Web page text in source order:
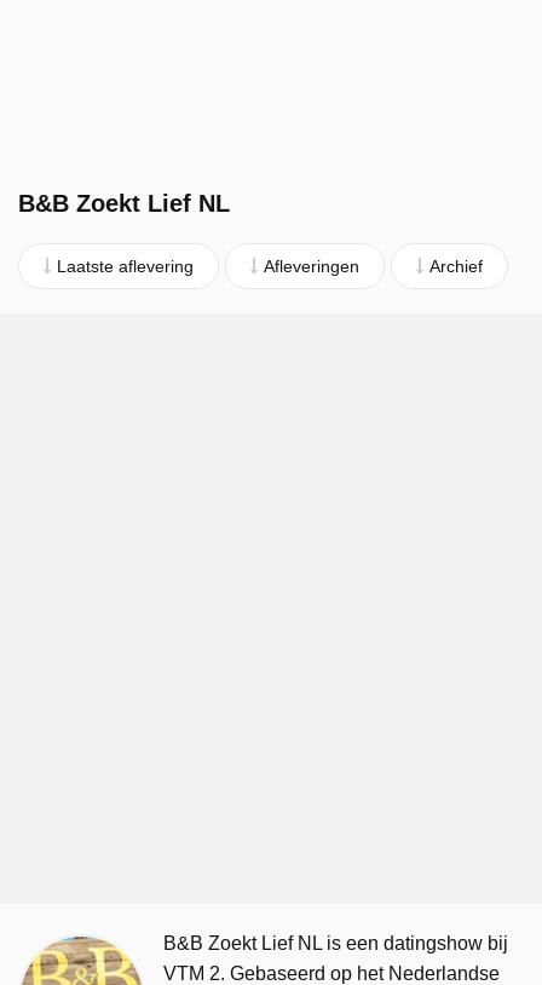
B&B Zoekt Lief NL
Laatste aflevering Afleveringen Archief
B&B Zoekt Lief NL is een datingshow bij
VTM 2. Gebaseerd op het Nederlandse